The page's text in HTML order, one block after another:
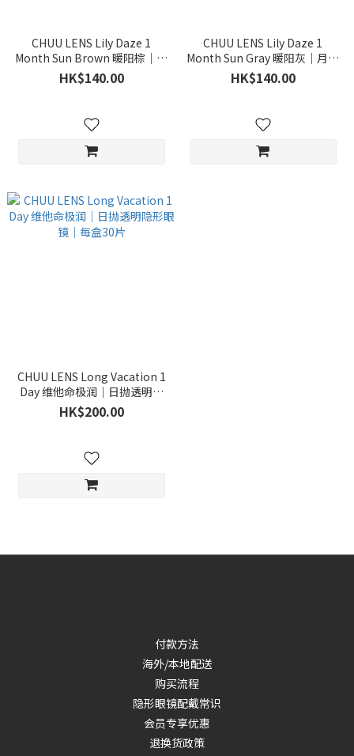
CHUU LENS Lily Daze 1
Month Sun Brown 暖阳棕｜月
抛彩妆隐形眼镜｜每盒2片
HK$140.00
CHUU LENS Lily Daze 1
Month Sun Gray 暖阳灰｜月抛
彩妆隐形眼镜｜每盒2片
HK$140.00
CHUU LENS Long Vacation 1
Day 维他命极润｜日抛透明隐
形眼镜｜每盒30片
HK$200.00
付款方法
海外/本地配送
购买流程
隐形眼镜配戴常识
会员专享优惠
退换货政策